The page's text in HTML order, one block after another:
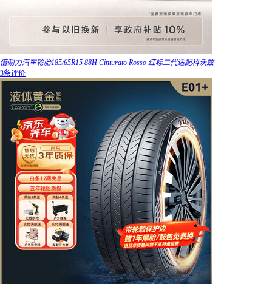
倍耐力汽车轮胎185/65R15 88H Cinturato Rosso 红标二代适配科沃兹
3条评价